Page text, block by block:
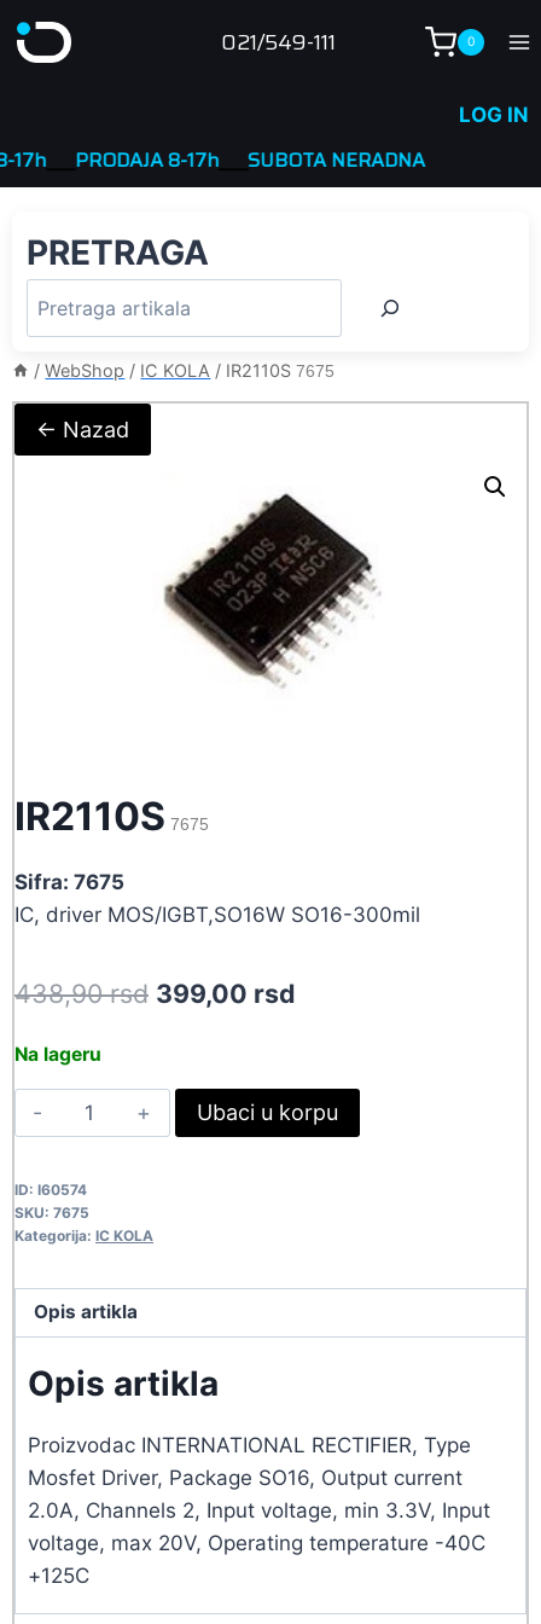
to
021/549-111 0
LOG IN
____PRODAJA 8-17h____SUBOTA NERADNA
PRETRAGA
/ WebShop / IC KOLA / IR2110S 7675
← Nazad
IR2110S 7675
Sifra: 7675
IC, driver MOS/IGBT,SO16W SO16-300mil
438,90rsd Original
438,90 rsd.
399,00 rsd
399,00 rsd.
Na lageru
IR2110S
7675
Ubaci u korpu
ID: I60574
SKU: 7675
Kategorija: IC KOLA
Opis artikla
Opis artikla
Proizvodac INTERNATIONAL RECTIFIER, Type
Mosfet Driver, Package SO16, Output current
2.0A, Channels 2, Input voltage, min 3.3V, Input
voltage, max 20V, Operating temperature -40C
+125C